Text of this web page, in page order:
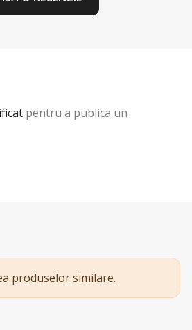
pentru a publica un
produselor similare.